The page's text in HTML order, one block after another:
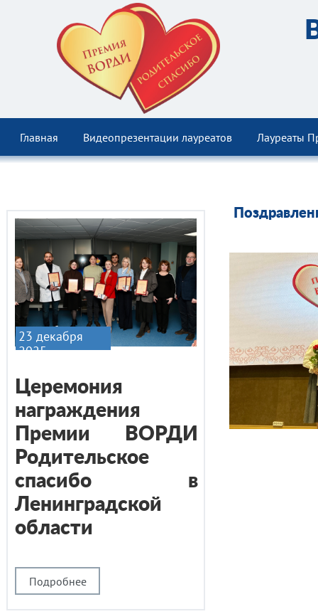
Главная Видеопрезентации лауреатов Лауреаты
Подробнее
Церемония
награждения
Премии ВОРДИ
Родительское
спасибо в
Ленинградской
области
23 декабря
2025